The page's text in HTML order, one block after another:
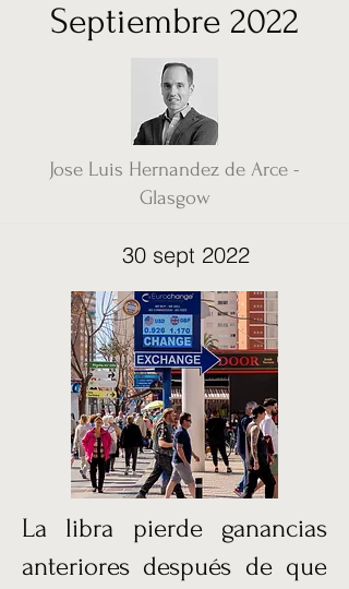
Septiembre 2022
Jose Luis Hernandez de Arce -
Glasgow
30 sept 2022
La libra pierde ganancias
anteriores después de que